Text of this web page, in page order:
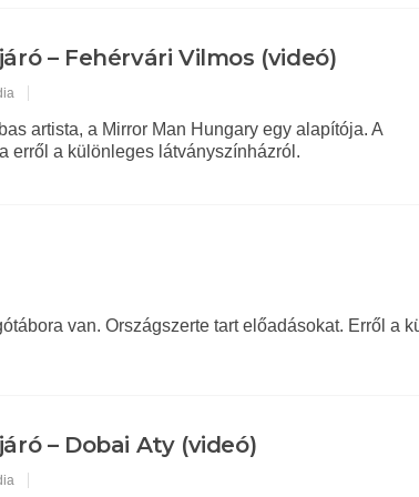
– Fehérvári Vilmos (videó)
artista, a Mirror Man Hungary egy alapítója. A
erről a különleges látványszínházról.
van. Országszerte tart előadásokat. Erről a
– Dobai Aty (videó)